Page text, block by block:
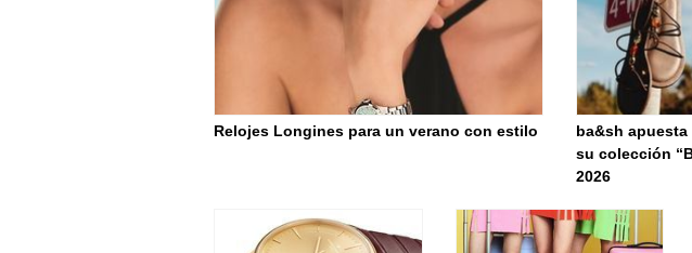
Relojes Longines para un verano con estilo
ba&sh
su colección
2026